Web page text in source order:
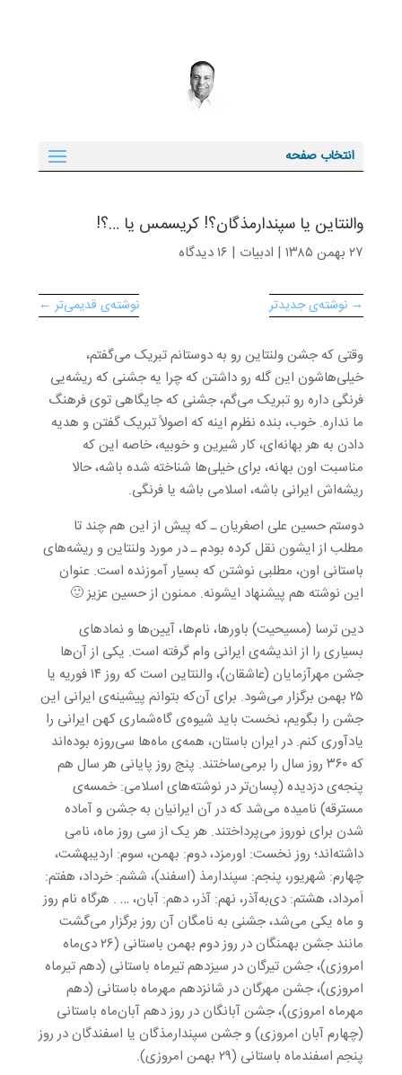
انتخاب صفحه
والنتاین یا سپندارمذگان؟! کریسمس یا …؟!
۲۷ بهمن ۱۳۸۵ | ادبیات | ۱۶ دیدگاه
نوشته‌ی قدیمی‌تر ← → نوشته‌ی جدیدتر
وقتی که جشن ولنتاین رو به دوستانم تبریک می‌گفتم،
خیلی‌هاشون این گله رو داشتن که چرا یه جشنی که ریشه‌یی
فرنگی داره رو تبریک می‌گم، جشنی که جایگاهی توی فرهنگ
ما نداره. خوب، بنده نظرم اینه که اصولاً تبریک گفتن و هدیه
دادن به هر بهانه‌ای، کار شیرین و خوبیه، خاصه این که
مناسبت اون بهانه، برای خیلی‌ها شناخته شده باشه، حالا
ریشه‌اش ایرانی باشه، اسلامی باشه یا فرنگی.
دوستم حسین علی اصغریان ـ که پیش از این هم چند تا
مطلب از ایشون نقل کرده بودم ـ در مورد ولنتاین و ریشه‌های
باستانی اون، مطلبی نوشتن که بسیار آموزنده است. عنوان
این نوشته هم پیشنهاد ایشونه. ممنون از حسین عزیز 🙂
دین ترسا (مسیحیت) باورها، نام‌ها، آیین‌ها و نمادهای
بسیاری را از اندیشه‌ی ایرانی وام گرفته است. یکی از آن‌ها
جشن مهرآزمایان (عاشقان)، والنتاین است که روز ۱۴ فوریه یا
۲۵ بهمن برگزار می‌شود. برای آن‌که بتوانم پیشینه‌ی ایرانی این
جشن را بگویم، نخست باید شیوه‌ی گاه‌شماری کهن ایرانی را
یادآوری کنم. در ایران باستان، همه‌ی ماه‌ها سی‌روزه بوده‌اند
که ۳۶۰ روز سال را برمی‌ساختند. پنج روز پایانی هر سال هم
پنجه‌ی دزدیده (پسان‌تر در نوشته‌های اسلامی: خمسه‌ی
مسترقه) نامیده می‌شد که در آن ایرانیان به جشن و آماده
شدن برای نوروز می‌پرداختند. هر یک از سی روز ماه، نامی
داشته‌اند؛ روز نخست: اورمزد، دوم: بهمن، سوم: اردیبهشت،
چهارم: شهریور، پنجم: سپندارمذ (اسفند)، ششم: خرداد، هفتم:
اَمرداد، هشتم: دی‌به‌آذر، نهم: آذر، دهم: آبان، … . هرگاه نام روز
و ماه یکی می‌شد، جشنی به نامگان آن روز برگزار می‌گشت
مانند جشن بهمنگان در روز دوم بهمن باستانی (۲۶ دی‌ماه
امروزی)، جشن تیرگان در سیزدهم تیرماه باستانی (دهم تیرماه
امروزی)، جشن مهرگان در شانزدهم مهرماه باستانی (دهم
مهرماه امروزی)، جشن آبانگان در روز دهم آبان‌ماه باستانی
(چهارم آبان امروزی) و جشن سپندارمذگان یا اسفندگان در روز
پنجم اسفندماه باستانی (۲۹ بهمن امروزی).